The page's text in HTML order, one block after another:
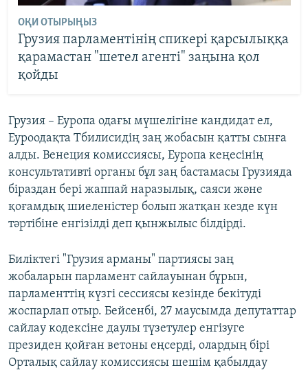
ОҚИ ОТЫРЫҢЫЗ
Грузия парламентінің спикері қарсылыққа
қарамастан "шетел агенті" заңына қол
қойды
Грузия – Еуропа одағы мүшелігіне кандидат ел,
Еуроодақта Тбилисидің заң жобасын қатты сынға
алды. Венеция комиссиясы, Еуропа кеңесінің
консультативті органы бұл заң бастамасы Грузияда
біраздан бері жаппай наразылық, саяси және
қоғамдық шиеленістер болып жатқан кезде күн
тәртібіне енгізілді деп қынжылыс білдірді.
Биліктегі "Грузия арманы" партиясы заң
жобаларын парламент сайлауынан бұрын,
парламенттің күзгі сессиясы кезінде бекітуді
жоспарлап отыр. Бейсенбі, 27 маусымда депутаттар
сайлау кодексіне даулы түзетулер енгізуге
президен қойған ветоны еңсерді, олардың бірі
Орталық сайлау комиссиясы шешім қабылдау